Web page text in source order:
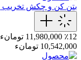
بتن کن و چکش تخریب
٪12 11,980,000 تومانء
10,542,000 تومانء